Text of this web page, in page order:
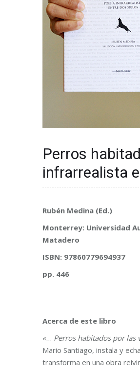
Perros
infrarrealista
Rubén Medina (Ed.)
Monterrey: Universidad
Matadero
ISBN: 97860779694937
pp. 446
Acerca de este libro
«… Perros habitados por las
Mario Santiago, instala y
transforma en una obra